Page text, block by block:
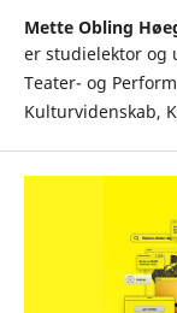
Mette Obling
er studielektor og
Teater- og
Kulturvidenskab,